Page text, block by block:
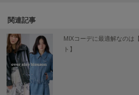
le coq sportif
ルコックスポルティフ
LeSportsac
レスポートサック
LILY BROWN
リリーブラウン
関連記事
MIXコーデに最適解なのは
ト】